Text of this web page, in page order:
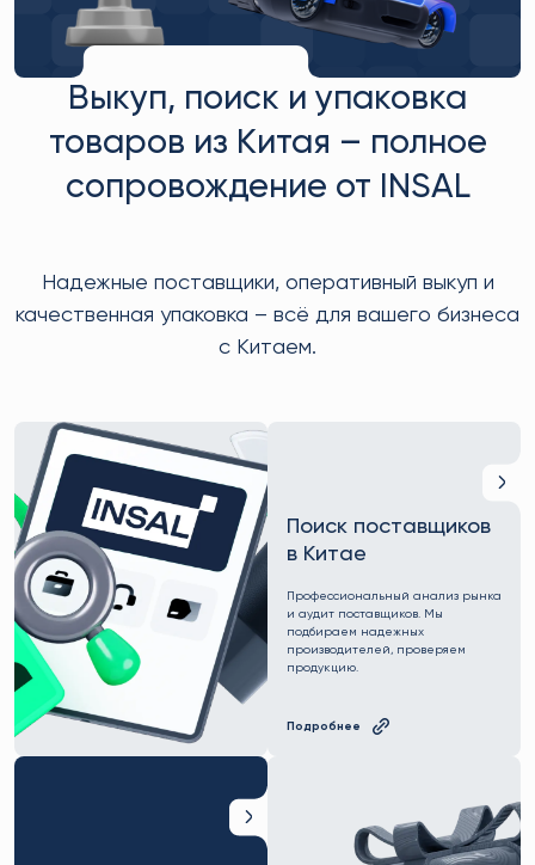
Выкуп, поиск и упаковка
товаров из Китая – полное
сопровождение от INSAL
Надежные поставщики, оперативный выкуп и
качественная упаковка – всё для вашего бизнеса
с Китаем.
Поиск поставщиков
в Китае
Профессиональный анализ рынка
и аудит поставщиков. Мы
подбираем надежных
производителей, проверяем
продукцию.
Подробнее